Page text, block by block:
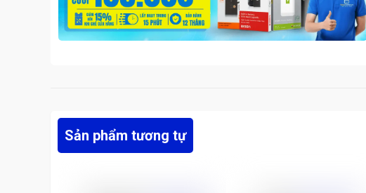
Sản phẩm tương tự